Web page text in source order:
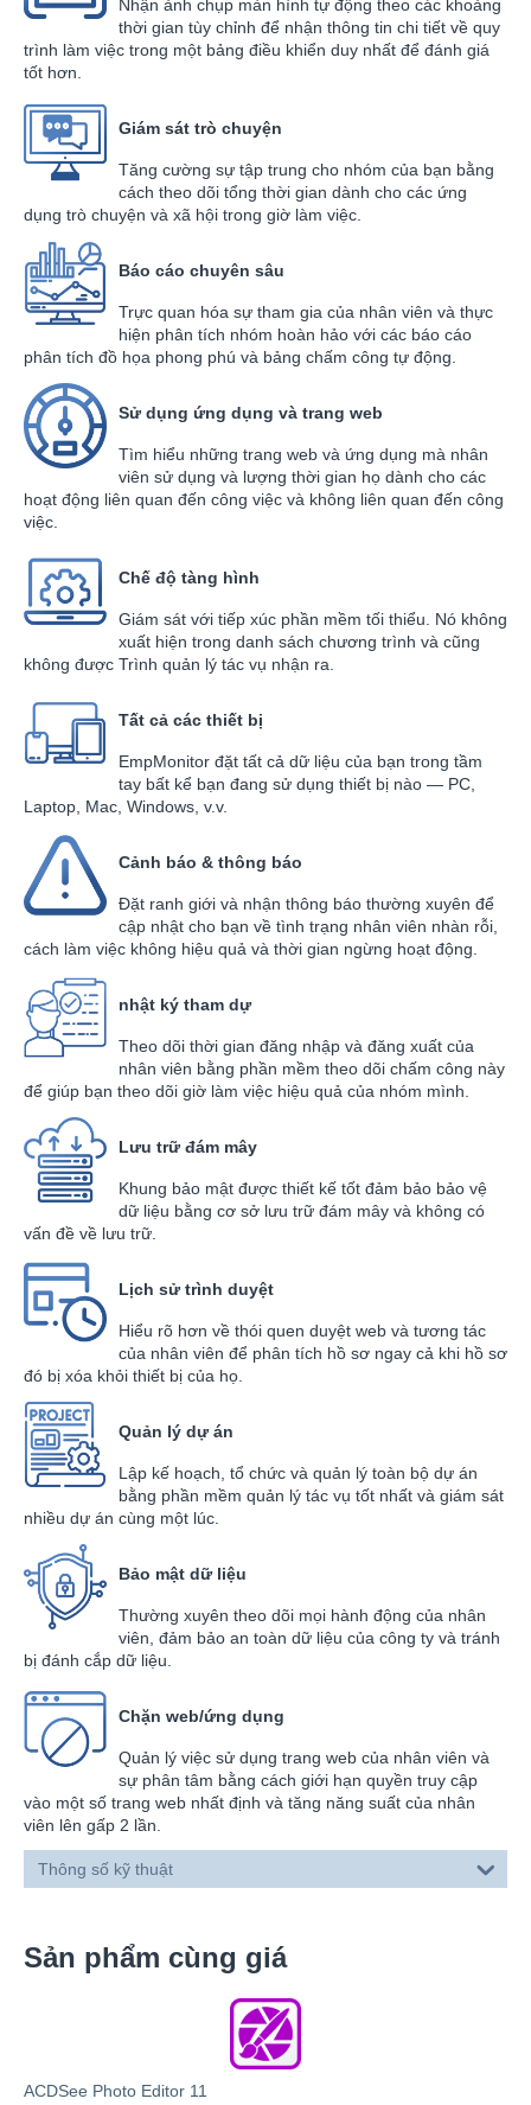
Nhận ảnh chụp màn hình tự động theo các khoảng
thời gian tùy chỉnh để nhận thông tin chi tiết về quy
trình làm việc trong một bảng điều khiển duy nhất để đánh giá
tốt hơn.
Giám sát trò chuyện
Tăng cường sự tập trung cho nhóm của bạn bằng
cách theo dõi tổng thời gian dành cho các ứng
dụng trò chuyện và xã hội trong giờ làm việc.
Báo cáo chuyên sâu
Trực quan hóa sự tham gia của nhân viên và thực
hiện phân tích nhóm hoàn hảo với các báo cáo
phân tích đồ họa phong phú và bảng chấm công tự động.
Sử dụng ứng dụng và trang web
Tìm hiểu những trang web và ứng dụng mà nhân
viên sử dụng và lượng thời gian họ dành cho các
hoạt động liên quan đến công việc và không liên quan đến công
việc.
Chế độ tàng hình
Giám sát với tiếp xúc phần mềm tối thiểu. Nó không
xuất hiện trong danh sách chương trình và cũng
không được Trình quản lý tác vụ nhận ra.
Tất cả các thiết bị
EmpMonitor đặt tất cả dữ liệu của bạn trong tầm
tay bất kể bạn đang sử dụng thiết bị nào — PC,
Laptop, Mac, Windows, v.v.
Cảnh báo & thông báo
Đặt ranh giới và nhận thông báo thường xuyên để
cập nhật cho bạn về tình trạng nhân viên nhàn rỗi,
cách làm việc không hiệu quả và thời gian ngừng hoạt động.
nhật ký tham dự
Theo dõi thời gian đăng nhập và đăng xuất của
nhân viên bằng phần mềm theo dõi chấm công này
để giúp bạn theo dõi giờ làm việc hiệu quả của nhóm mình.
Lưu trữ đám mây
Khung bảo mật được thiết kế tốt đảm bảo bảo vệ
dữ liệu bằng cơ sở lưu trữ đám mây và không có
vấn đề về lưu trữ.
Lịch sử trình duyệt
Hiểu rõ hơn về thói quen duyệt web và tương tác
của nhân viên để phân tích hồ sơ ngay cả khi hồ sơ
đó bị xóa khỏi thiết bị của họ.
Quản lý dự án
Lập kế hoạch, tổ chức và quản lý toàn bộ dự án
bằng phần mềm quản lý tác vụ tốt nhất và giám sát
nhiều dự án cùng một lúc.
Bảo mật dữ liệu
Thường xuyên theo dõi mọi hành động của nhân
viên, đảm bảo an toàn dữ liệu của công ty và tránh
bị đánh cắp dữ liệu.
Chặn web/ứng dụng
Quản lý việc sử dụng trang web của nhân viên và
sự phân tâm bằng cách giới hạn quyền truy cập
vào một số trang web nhất định và tăng năng suất của nhân
viên lên gấp 2 lần.
Thông số kỹ thuật
Sản phẩm cùng giá
ACDSee Photo Editor 11